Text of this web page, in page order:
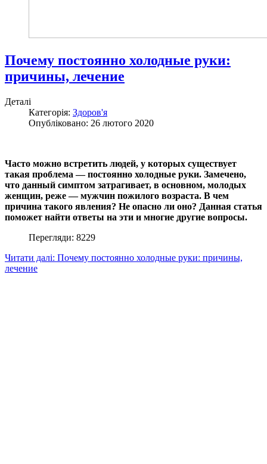
Почему постоянно холодные руки:
причины, лечение
Деталі
Категорія: Здоров'я
Опубліковано: 26 лютого 2020
Часто можно встретить людей, у которых существует
такая проблема — постоянно холодные руки. Замечено,
что данный симптом затрагивает, в основном, молодых
женщин, реже — мужчин пожилого возраста. В чем
причина такого явления? Не опасно ли оно? Данная статья
поможет найти ответы на эти и многие другие вопросы.
Перегляди: 8229
Читати далі: Почему постоянно холодные руки: причины,
лечение